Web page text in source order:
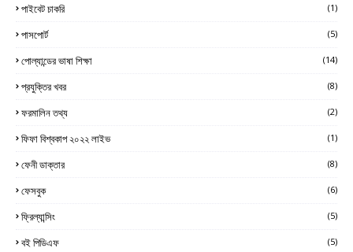
পাইবেট চাকরি (1)
পাসপোর্ট (5)
পোল্যান্ডের ভাষা শিক্ষা (14)
প্রযুক্তির খবর (8)
ফরমালিন তথ্য (2)
ফিফা বিশ্বকাপ ২০২২ লাইভ (1)
ফেনী ডাক্তার (8)
ফেসবুক (6)
ফ্রিল্যান্সিং (5)
বই পিডিএফ (5)